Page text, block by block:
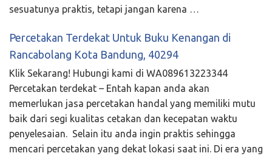
sesuatunya praktis, tetapi jangan karena …
Percetakan Terdekat Untuk Buku Kenangan di
Rancabolang Kota Bandung, 40294
Klik Sekarang! Hubungi kami di WA089613223344
Percetakan terdekat – Entah kapan anda akan
memerlukan jasa percetakan handal yang memiliki mutu
baik dari segi kualitas cetakan dan kecepatan waktu
penyelesaian. Selain itu anda ingin praktis sehingga
mencari percetakan yang dekat lokasi saat ini. Di era yang